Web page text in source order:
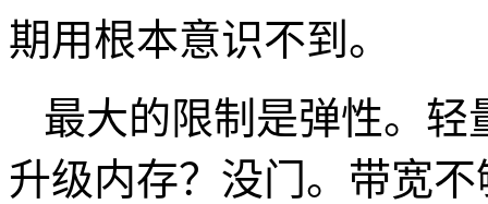
期用根本意识不到。
最大的限制是弹性。
升级内存？没门。带宽